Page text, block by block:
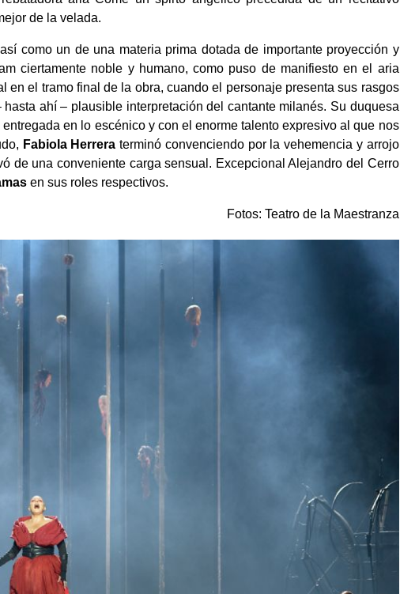
de la velada.
como un de una materia prima dotada de importante proyección y
ciertamente noble y humano, como puso de manifiesto en el aria
el tramo final de la obra, cuando el personaje presenta sus rasgos
ahí – plausible interpretación del cantante milanés. Su duquesa
en lo escénico y con el enorme talento expresivo al que nos
Fabiola Herrera terminó convenciendo por la vehemencia y arrojo
de una conveniente carga sensual. Excepcional Alejandro del Cerro
en sus roles respectivos.
Fotos: Teatro de la Maestranza